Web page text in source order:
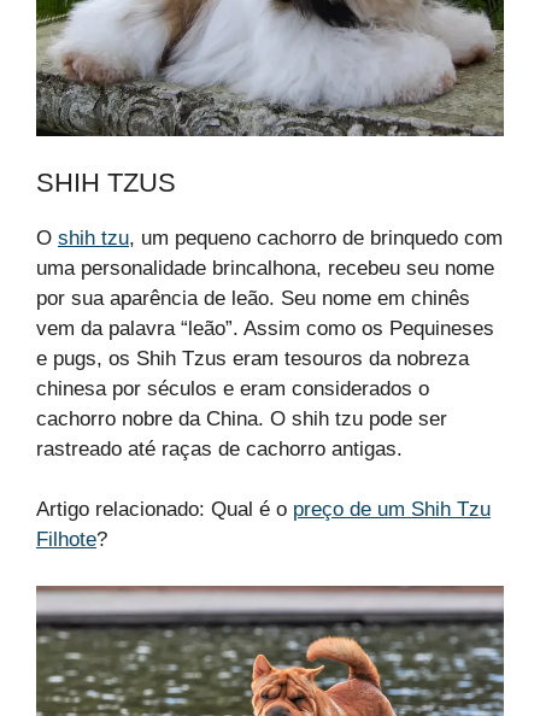
SHIH TZUS
O shih tzu, um pequeno cachorro de brinquedo com
uma personalidade brincalhona, recebeu seu nome
por sua aparência de leão. Seu nome em chinês
vem da palavra “leão”. Assim como os Pequineses
e pugs, os Shih Tzus eram tesouros da nobreza
chinesa por séculos e eram considerados o
cachorro nobre da China. O shih tzu pode ser
rastreado até raças de cachorro antigas.
Artigo relacionado: Qual é o preço de um Shih Tzu
Filhote?